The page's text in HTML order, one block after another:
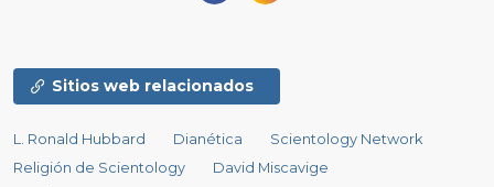
Sitios web relacionados
L. Ronald Hubbard Dianética
Scientology Network
Religión de Scientology
David Miscavige